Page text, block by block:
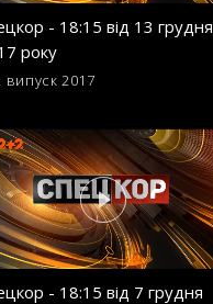
- 18:15 від 13 грудня
року
випуск 2017
- 18:15 від 7 грудня